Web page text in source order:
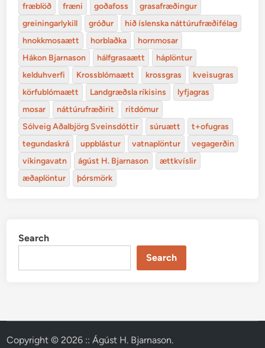
fræblöð
fræni goðafoss
grasafræðingur
greiningarlykill
gróður
hið íslenska náttúrufræðifélag
hnokkmosaætt
horblaðka
hornmosar
Hákon Bjarnason
hálfgrasaætt
háplöntur
kelduhverfi
Krossblómaætt krossgras
kveisugras
körfublómaætt
Landgræðsla ríkisins
lyfjagras
mosar
náttúrufræðirit
ritdómur
Sólveig Aðalbjörg Sveinsdóttir
súruætt
t+ofugras
tegundaskrá
uppblástur vatnaplöntur
vegagerðin
víkingavatn
ágúst H. Bjarnason
ættkvíslir
æðaplöntur
þórsmörk
Search
Search
Copyright © 2026 :: Ágúst H. Bjarnason.